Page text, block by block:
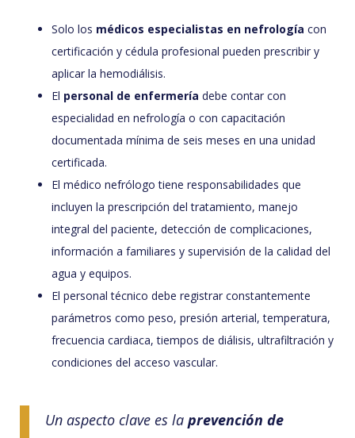
Solo los médicos especialistas en nefrología con
certificación y cédula profesional pueden prescribir y
aplicar la hemodiálisis.
El personal de enfermería debe contar con
especialidad en nefrología o con capacitación
documentada mínima de seis meses en una unidad
certificada.
El médico nefrólogo tiene responsabilidades que
incluyen la prescripción del tratamiento, manejo
integral del paciente, detección de complicaciones,
información a familiares y supervisión de la calidad del
agua y equipos.
El personal técnico debe registrar constantemente
parámetros como peso, presión arterial, temperatura,
frecuencia cardiaca, tiempos de diálisis, ultrafiltración y
condiciones del acceso vascular.
Un aspecto clave es la prevención de